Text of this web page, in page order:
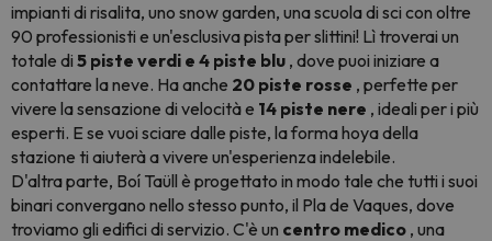
impianti di risalita, uno snow garden, una scuola di sci con oltre
90 professionisti e un'esclusiva pista per slittini! Lì troverai un
totale di 5 piste verdi e 4 piste blu , dove puoi iniziare a
contattare la neve. Ha anche 20 piste rosse , perfette per
vivere la sensazione di velocità e 14 piste nere , ideali per i più
esperti. E se vuoi sciare dalle piste, la forma hoya della
stazione ti aiuterà a vivere un'esperienza indelebile.
D'altra parte, Boí Taüll è progettato in modo tale che tutti i suoi
binari convergano nello stesso punto, il Pla de Vaques, dove
troviamo gli edifici di servizio. C'è un centro medico , una